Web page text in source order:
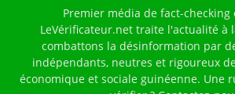
Premier média de fact-checking
LeVérificateur.net traite l'actualité à
combattons la désinformation par
indépendants, neutres et rigoureux
économique et sociale guinéenne. Une